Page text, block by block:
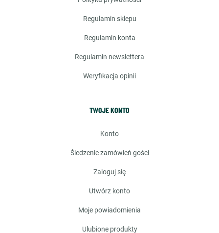
regulamin sklepu
regulamin konta
regulamin newslettera
weryfikacja opinii
TWOJE KONTO
konto
śledzenie zamówień gości
zaloguj się
utwórz konto
moje powiadomienia
ulubione produkty